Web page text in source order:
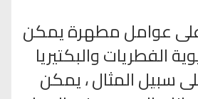
على عوامل مطهرة يمكن
الفطريات والبكتيريا
سبيل المثال ، يمكن